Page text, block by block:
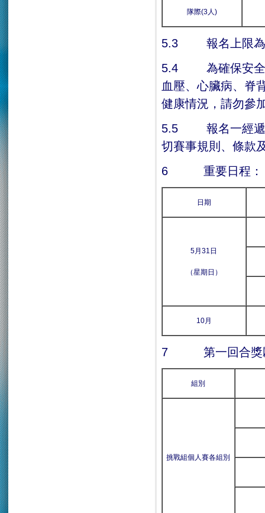
隊際(3人)
5.3 報名上限為
5.4 為確保安全，
血壓、心臟病、脊
健康情況，請勿參
5.5 報名一經遞交
切賽事規則、條款
6 重要日程：
日期
5月31日
（星期日）
10月
7 第一回合獎
組別
挑戰組個人賽各組別